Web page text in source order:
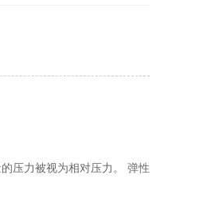
压力被视为相对压力。 弹性